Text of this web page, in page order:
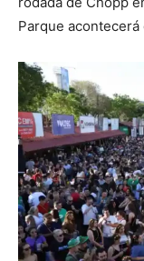
Parque acontecerá